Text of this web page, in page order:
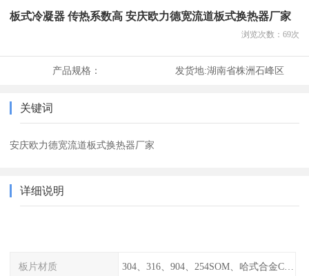
板式冷凝器 传热系数高 安庆欧力德宽流道板式换热器厂家
浏览次数： 69次
产品规格： 发货地:湖南省株洲石峰区
关键词
安庆欧力德宽流道板式换热器厂家
详细说明
板片材质 304、316、904、254SOM、哈式合金C-276、TA1等